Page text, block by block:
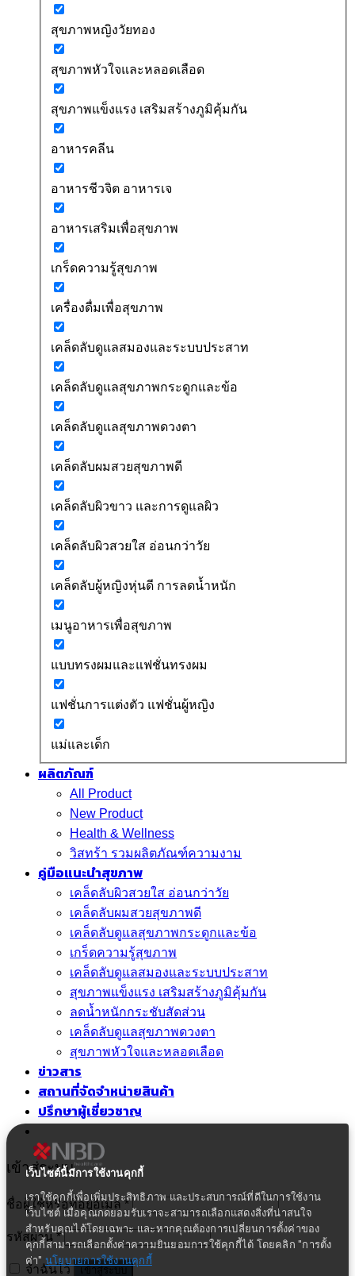
เว็บไซต์นี้มีการใช้งานคุกกี้
เราใช้คุกกี้เพื่อเพิ่มประสิทธิภาพ และประสบการณ์ที่ดีในการใช้งาน
เว็บไซต์ เมื่อคุณกดยอมรับเราจะสามารถเลือกแสดงสิ่งที่น่าสนใจ
สำหรับคุณได้โดยเฉพาะ และหากคุณต้องการเปลี่ยนการตั้งค่าของ
คุกกี้สามารถเลือกตั้งค่าความยินยอมการใช้คุกกี้ได้ โดยคลิก "การตั้ง
ค่า"นโยบายการใช้งานคุกกี้
สุขภาพหญิงวัยทอง
สุขภาพหัวใจและหลอดเลือด
สุขภาพแข็งแรง เสริมสร้างภูมิคุ้มกัน
อาหารคลีน
อาหารชีวจิต อาหารเจ
อาหารเสริมเพื่อสุขภาพ
เกร็ดความรู้สุขภาพ
เครื่องดื่มเพื่อสุขภาพ
เคล็ดลับดูแลสมองและระบบประสาท
เคล็ดลับดูแลสุขภาพกระดูกและข้อ
เคล็ดลับดูแลสุขภาพดวงตา
เคล็ดลับผมสวยสุขภาพดี
เคล็ดลับผิวขาว และการดูแลผิว
เคล็ดลับผิวสวยใส อ่อนกว่าวัย
เคล็ดลับผู้หญิงหุ่นดี การลดน้ำหนัก
เมนูอาหารเพื่อสุขภาพ
แบบทรงผมและแฟชั่นทรงผม
แฟชั่นการแต่งตัว แฟชั่นผู้หญิง
แม่และเด็ก
ผลิตภัณฑ์
All Product
New Product
Health & Wellness
วิสทร้า รวมผลิตภัณฑ์ความงาม
คู่มือแนะนำสุขภาพ
เคล็ดลับผิวสวยใส อ่อนกว่าวัย
เคล็ดลับผมสวยสุขภาพดี
เคล็ดลับดูแลสุขภาพกระดูกและข้อ
เกร็ดความรู้สุขภาพ
เคล็ดลับดูแลสมองและระบบประสาท
สุขภาพแข็งแรง เสริมสร้างภูมิคุ้มกัน
ลดน้ำหนักกระชับสัดส่วน
เคล็ดลับดูแลสุขภาพดวงตา
สุขภาพหัวใจและหลอดเลือด
ข่าวสาร
สถานที่จัดจำหน่ายสินค้า
ปรึกษาผู้เชี่ยวชาญ
เข้าสู่ระบบ
ชื่อผู้ใช้หรือที่อยู่อีเมล*
รหัสผ่าน*
จำฉันไว้ เข้าสู่ระบบ